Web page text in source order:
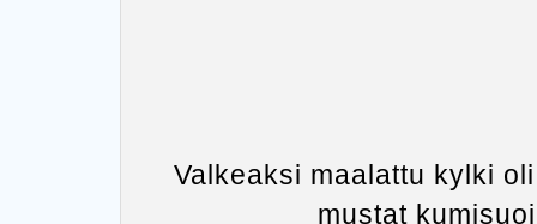
Valkeaksi maalattu kylki
mustat